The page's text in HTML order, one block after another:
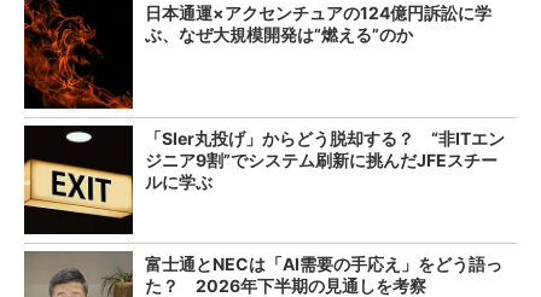
日本通運×アクセンチュアの124億円訴訟に学
ぶ、なぜ大規模開発は“燃える”のか
「SIer丸投げ」からどう脱却する？ “非ITエン
ジニア9割”でシステム刷新に挑んだJFEスチー
ルに学ぶ
富士通とNECは「AI需要の手応え」をどう語っ
た？ 2026年下半期の見通しを考察